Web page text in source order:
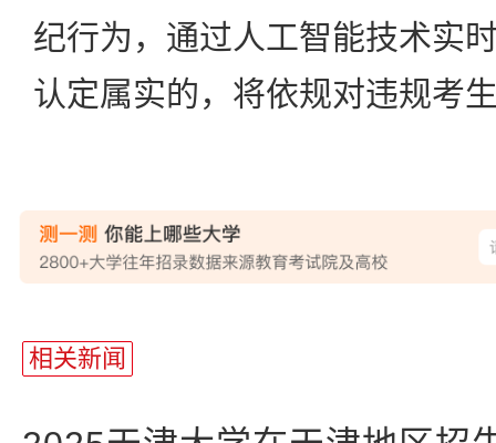
纪行为，通过人工智能技术实
认定属实的，将依规对违规考
相关新闻